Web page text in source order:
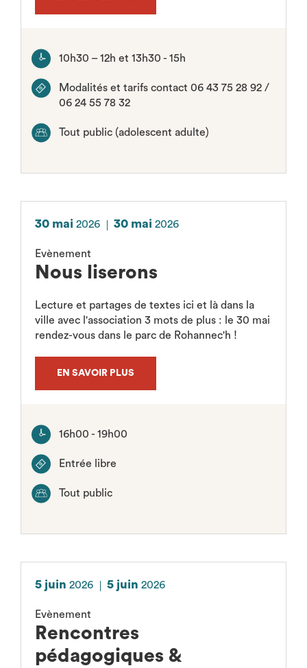
10h30 – 12h et 13h30 - 15h
Modalités et tarifs contact 06 43 75 28 92 /
06 24 55 78 32
Tout public (adolescent adulte)
30 mai 2026 30 mai 2026
Evènement
Nous liserons
Lecture et partages de textes ici et là dans la
ville avec l'association 3 mots de plus : le 30 mai
rendez-vous dans le parc de Rohannec'h !
EN SAVOIR PLUS
16h00 - 19h00
Entrée libre
Tout public
5 juin 2026 5 juin 2026
Evènement
Rencontres
pédagogiques &